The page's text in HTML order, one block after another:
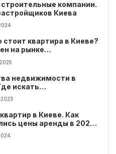
компании.
Киева
стоит квартира в Киеве?
на рынке
недвижимости в
искать
риелторов?
2023
в Киеве. Как
цены аренды в 2024